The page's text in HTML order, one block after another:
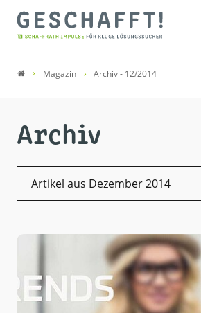
Magazin Archiv - 12/2014
Archiv
Artikel aus Dezember 2014